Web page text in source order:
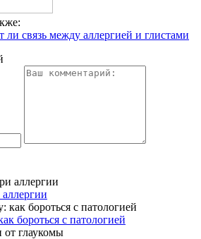
ли связь между аллергией и глистами
бороться с патологией